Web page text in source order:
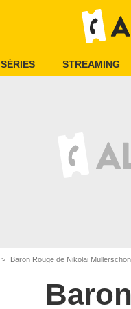
SÉRIES STREAMING
Baron Rouge de Nikolai Müllerschön